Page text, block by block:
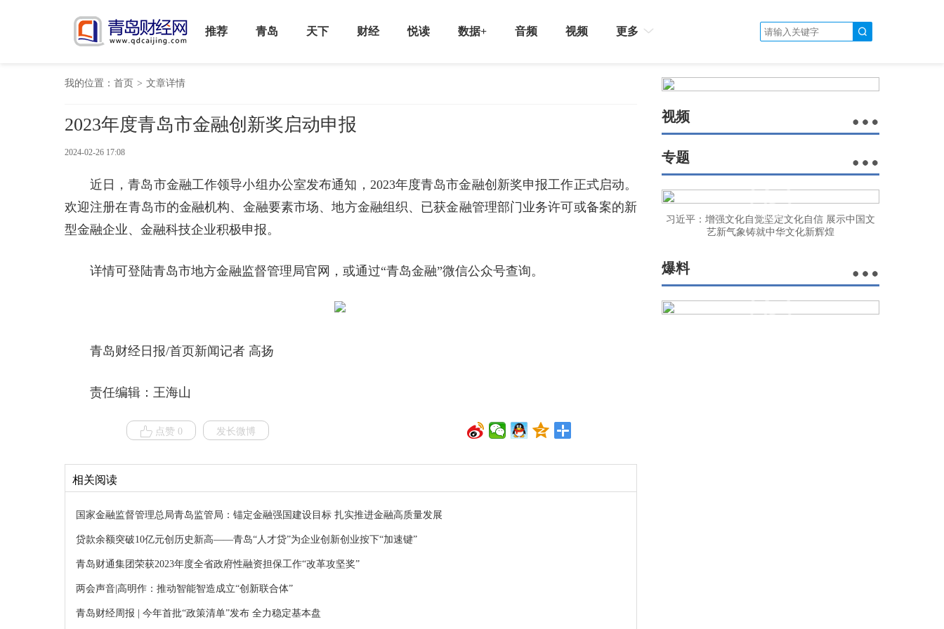
推荐 青岛 天下 财经 悦读 数据+ 音频 视频 更多
我的位置： 首页 > 文章详情
2023年度青岛市金融创新奖启动申报
2024-02-26 17:08
近日，青岛市金融工作领导小组办公室发布通知，2023年度青岛市金融创新奖申报工作正式启动。
欢迎注册在青岛市的金融机构、金融要素市场、地方金融组织、已获金融管理部门业务许可或备案的新
型金融企业、金融科技企业积极申报。
详情可登陆青岛市地方金融监督管理局官网，或通过“青岛金融”微信公众号查询。
青岛财经日报/首页新闻记者 高扬
责任编辑：王海山
点赞 0 发长微博
相关阅读
国家金融监督管理总局青岛监管局：锚定金融强国建设目标 扎实推进金融高质量发展
贷款余额突破10亿元创历史新高——青岛“人才贷”为企业创新创业按下“加速键”
青岛财通集团荣获2023年度全省政府性融资担保工作“改革攻坚奖”
两会声音|高明作：推动智能智造成立“创新联合体”
青岛财经周报 | 今年首批“政策清单”发布 全力稳定基本盘
视频
专题
习近平：增强文化自觉坚定文化自信 展示中国文
艺新气象铸就中华文化新辉煌
爆料